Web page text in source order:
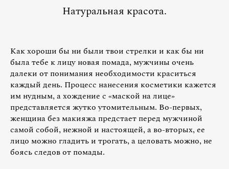
Натуральная красота.
Как хороши бы ни были твои стрелки и как бы ни
была тебе к лицу новая помада, мужчины очень
далеки от понимания необходимости краситься
каждый день. Процесс нанесения косметики кажется
им нудным, а хождение с «маской на лице»
представляется жутко утомительным. Во-первых,
женщина без макияжа предстает перед мужчиной
самой собой, нежной и настоящей, а во-вторых, ее
лицо можно гладить и трогать, а целовать можно, не
боясь следов от помады.